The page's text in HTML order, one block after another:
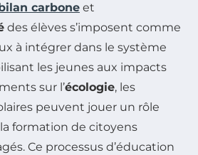
bilan carbone et
des élèves s’imposent comme
à intégrer dans le système
les jeunes aux impacts
sur l’écologie, les
peuvent jouer un rôle
formation de citoyens
Ce processus d’éducation